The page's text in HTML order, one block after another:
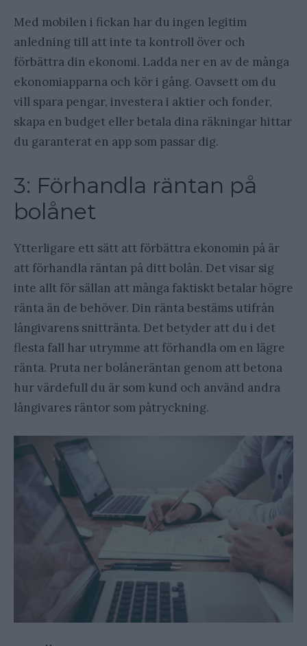
Med mobilen i fickan har du ingen legitim
anledning till att inte ta kontroll över och
förbättra din ekonomi. Ladda ner en av de många
ekonomiapparna och kör i gång. Oavsett om du
vill spara pengar, investera i aktier och fonder,
skapa en budget eller betala dina räkningar hittar
du garanterat en app som passar dig.
3: Förhandla räntan på
bolånet
Ytterligare ett sätt att förbättra ekonomin på är
att förhandla räntan på ditt bolån. Det visar sig
inte allt för sällan att många faktiskt betalar högre
ränta än de behöver. Din ränta bestäms utifrån
långivarens snittränta. Det betyder att du i det
flesta fall har utrymme att förhandla om en lägre
ränta. Pruta ner bolåneräntan genom att betona
hur värdefull du är som kund och använd andra
långivares räntor som påtryckning.